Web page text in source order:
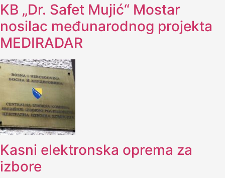
KB „Dr. Safet Mujić“ Mostar
nosilac međunarodnog projekta
MEDIRADAR
Kasni elektronska oprema za
izbore